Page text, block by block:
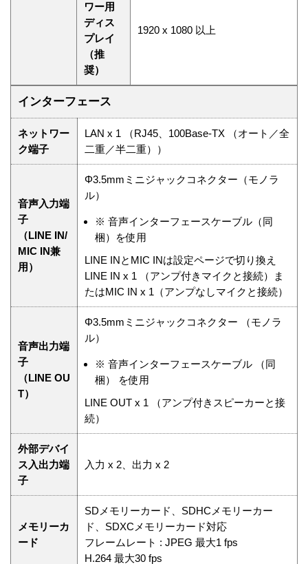
ワー用
ディス
プレイ
（推
奨）
1920 x 1080 以上
インターフェース
ネットワー
ク端子
LAN x 1 （RJ45、100Base-TX （オート／全
二重／半二重））
音声入力端
子
（LINE IN/
MIC IN兼
用）
Φ3.5mmミニジャックコネクター（モノラ
ル）
※ 音声インターフェースケーブル（同
梱）を使用
LINE INとMIC INは設定ページで切り換え
LINE IN x 1 （アンプ付きマイクと接続）ま
たはMIC IN x 1（アンプなしマイクと接続）
音声出力端
子
（LINE OU
T）
Φ3.5mmミニジャックコネクター （モノラ
ル）
※ 音声インターフェースケーブル （同
梱） を使用
LINE OUT x 1 （アンプ付きスピーカーと接
続）
外部デバイ
ス入出力端
子
入力 x 2、出力 x 2
メモリーカ
ード
SDメモリーカード、SDHCメモリーカー
ド、SDXCメモリーカード対応
フレームレート : JPEG 最大1 fps
H.264 最大30 fps